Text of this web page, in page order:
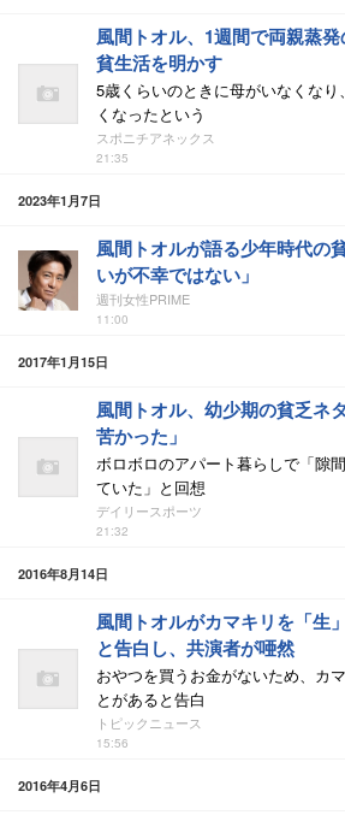
風間トオル、1週間で両親蒸
貧生活を明かす
5歳くらいのときに母がいなくな
くなったという
スポニチアネックス
21:35
2023年1月7日
風間トオルが語る少年時代の
いが不幸ではない」
週刊女性PRIME
11:00
2017年1月15日
風間トオル、幼少期の貧乏ネ
苦かった」
ボロボロのアパート暮らしで「隙
ていた」と回想
デイリースポーツ
21:32
2016年8月14日
風間トオルがカマキリを「生
と告白し、共演者が唖然
おやつを買うお金がないため、カ
とがあると告白
トピックニュース
15:56
2016年4月6日